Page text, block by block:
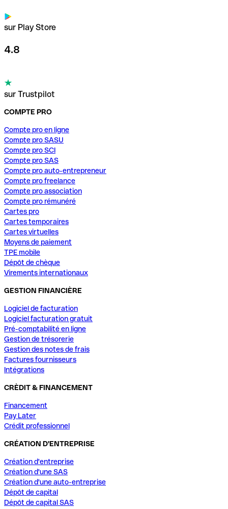
sur Play Store
4.8
sur Trustpilot
COMPTE PRO
Compte pro en ligne
Compte pro SASU
Compte pro SCI
Compte pro SAS
Compte pro auto-entrepreneur
Compte pro freelance
Compte pro association
Compte pro rémunéré
Cartes pro
Cartes temporaires
Cartes virtuelles
Moyens de paiement
TPE mobile
Dépôt de chèque
Virements internationaux
GESTION FINANCIÈRE
Logiciel de facturation
Logiciel facturation gratuit
Pré-comptabilité en ligne
Gestion de trésorerie
Gestion des notes de frais
Factures fournisseurs
Intégrations
CRÈDIT & FINANCEMENT
Financement
Pay Later
Crédit professionnel
CRÉATION D'ENTREPRISE
Création d'entreprise
Création d'une SAS
Création d'une auto-entreprise
Dépôt de capital
Dépôt de capital SAS